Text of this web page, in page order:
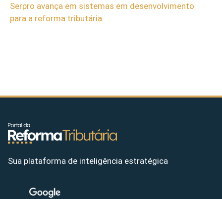
Serpro avança em sistemas em desenvolvimento
para a reforma tributária
Sua plataforma de inteligência estratégica